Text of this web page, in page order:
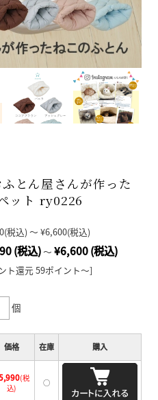
とん屋さんが作った
ット ry0226
(税込)～ ¥6,600(税込)
(税込)～ ¥6,600(税込)
ト還元 59ポイント～]
個
価格 在庫 購入
(税
込)
○